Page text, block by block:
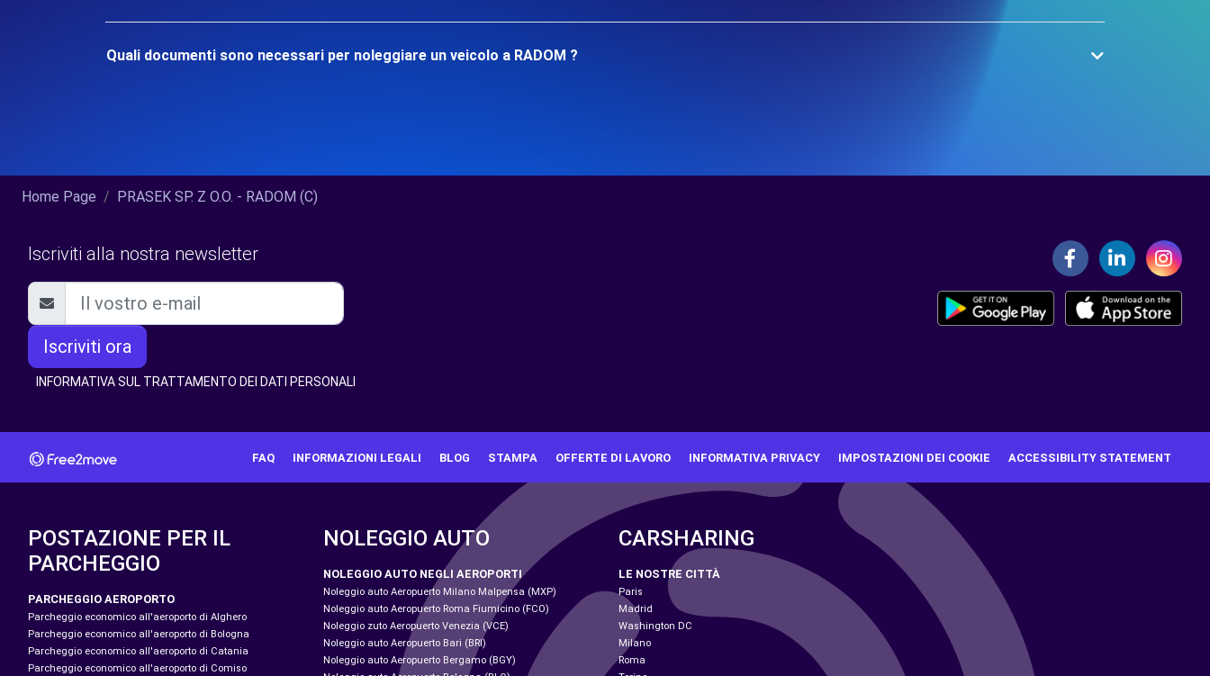
Quali documenti sono necessari per noleggiare un veicolo a RADOM ?
Home Page PRASEK SP. Z O.O. - RADOM (C)
Iscriviti alla nostra newsletter
Iscriviti ora
INFORMATIVA SUL TRATTAMENTO DEI DATI PERSONALI
FAQ INFORMAZIONI LEGALI BLOG STAMPA OFFERTE DI LAVORO INFORMATIVA PRIVACY IMPOSTAZIONI DEI COOKIE ACCESSIBILITY STATEMENT
POSTAZIONE PER IL
PARCHEGGIO
PARCHEGGIO AEROPORTO
Parcheggio economico all'aeroporto di Alghero
Parcheggio economico all'aeroporto di Bologna
Parcheggio economico all'aeroporto di Catania
Parcheggio economico all'aeroporto di Comiso
NOLEGGIO AUTO
NOLEGGIO AUTO NEGLI AEROPORTI
Noleggio auto Aeropuerto Milano Malpensa (MXP)
Noleggio auto Aeropuerto Roma Fiumicino (FCO)
Noleggio zuto Aeropuerto Venezia (VCE)
Noleggio auto Aeropuerto Bari (BRI)
Noleggio auto Aeropuerto Bergamo (BGY)
CARSHARING
LE NOSTRE CITTÀ
Paris
Madrid
Washington DC
Milano
Roma